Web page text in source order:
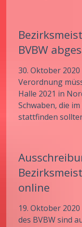
BVBW
30. Oktober
Verordnung
Halle 2021 in
Schwaben, die
stattfinden
online
19. Oktober
des BVBW sind